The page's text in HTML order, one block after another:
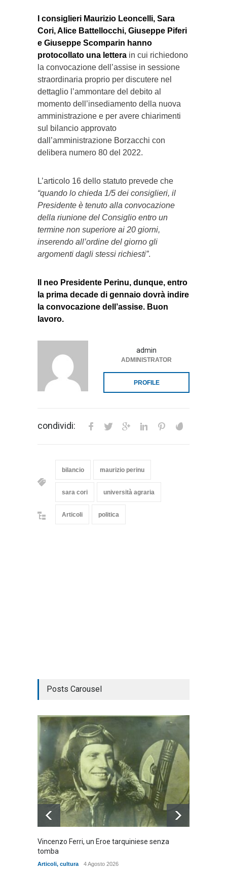
I consiglieri Maurizio Leoncelli, Sara
Cori, Alice Battellocchi, Giuseppe Piferi
e Giuseppe Scomparin hanno
protocollato una lettera in cui richiedono
la convocazione dell’assise in sessione
straordinaria proprio per discutere nel
dettaglio l’ammontare del debito al
momento dell’insediamento della nuova
amministrazione e per avere chiarimenti
sul bilancio approvato
dall’amministrazione Borzacchi con
delibera numero 80 del 2022.
L’articolo 16 dello statuto prevede che
“quando lo chieda 1/5 dei consiglieri, il
Presidente è tenuto alla convocazione
della riunione del Consiglio entro un
termine non superiore ai 20 giorni,
inserendo all’ordine del giorno gli
argomenti dagli stessi richiesti”.
Il neo Presidente Perinu, dunque, entro
la prima decade di gennaio dovrà indire
la convocazione dell’assise. Buon
lavoro.
admin
ADMINISTRATOR
PROFILE
condividi:
bilancio maurizio perinu
sara cori università agraria
Articoli politica
Posts Carousel
Vincenzo Ferri, un Eroe tarquiniese senza
tomba
Articoli, cultura 4 Agosto 2026